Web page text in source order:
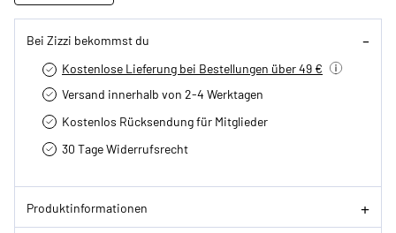
Bei Zizzi bekommst du
Kostenlose Lieferung bei Bestellungen über 49 €
Versand innerhalb von 2-4 Werktagen
Kostenlos Rücksendung für Mitglieder
30 Tage Widerrufsrecht
Produktinformationen